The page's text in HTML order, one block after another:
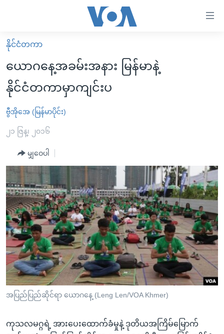
လွယ်ကူ
စေ
သည့်
Link
များ
ပင်မ
ကျော်
ကြည့်
ရန်
ပင်မ
အ
ညွန်း
စာမျက်နှာ
သို့
ကျော်
ကြည့်
ရှာဖွေ
မူလစာမျက်နှာ
မြန်မာ
ကမ္ဘာ့သတင်းများ
နိုင်ငံတကာ
အမေရိကန်
အစ္စရေး-ပါလက်စတိုင်း
ဗွီဒီယို
သတင်းလွတ်လပ်ခွင့်
အင်္ဂလိပ်စာလေ့လာမယ်
အမေရိကန်သုံးအီဒီယံ
မကြေးမုံရဲ့ အင်္ဂလိပ်စာ
ရုပ်ရှင်ထဲက အင်္ဂလိပ်စာ
သုတပဒေသာ အင်္ဂလိပ်စာ
အပတ်စဉ်ကဏ္ဍများ
ရေဒီယို
တီဗွီ
ရေဒီယိုနှင့်ရုပ်သံ အချက်အလက်များ
ရေဒီယို/တီဗွီအစီအစဉ်
Learning English
ဗွီအိုအေ လူမှုကွန်ယက်များ
နိုင်ငံတကာ
ယောဂနေ့အခမ်းအနား မြန်မာနဲ့
နိုင်ငံတကာမှာကျင်းပ
ဗွီအိုအေ (မြန်မာပိုင်း)
၂၁ ဇြန္၊ ၂၀၁၆
မျှဝေပါ
အပြည်ပြည်ဆိုင်ရာ ယောဂနေ့ (Leng Len/VOA Khmer)
ကုသလမဂ္ဂရဲ့ အားပေးထောက်ခံမှုနဲ့ ဒုတိယအကြိမ်မြောက်